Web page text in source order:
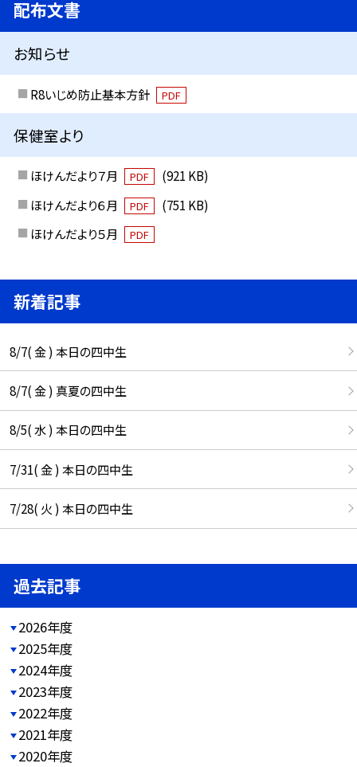
配布文書
お知らせ
R8いじめ防止基本方針 PDF
保健室より
ほけんだより７月 PDF
(921 KB)
ほけんだより６月
PDF
(751 KB)
ほけんだより５月
PDF
新着記事
8/7( 金 ) 本日の四中生
8/7( 金 ) 真夏の四中生
8/5( 水 ) 本日の四中生
7/31( 金 ) 本日の四中生
7/28( 火 ) 本日の四中生
過去記事
2026年度
2025年度
2024年度
2023年度
2022年度
2021年度
2020年度